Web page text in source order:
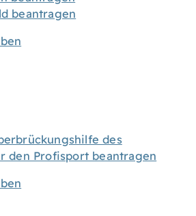
beantragen
des
den Profisport beantragen